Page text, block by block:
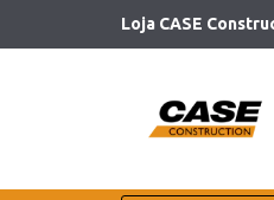
Loja CASE